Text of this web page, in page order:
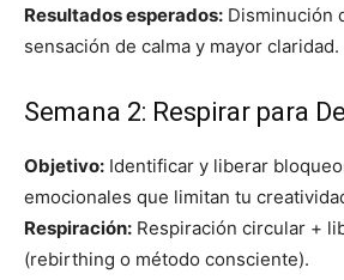
Resultados esperados: Disminución
sensación de calma y mayor claridad.
Semana 2: Respirar para
Objetivo: Identificar y liberar
emocionales que limitan tu
Respiración: Respiración circular +
(rebirthing o método consciente).